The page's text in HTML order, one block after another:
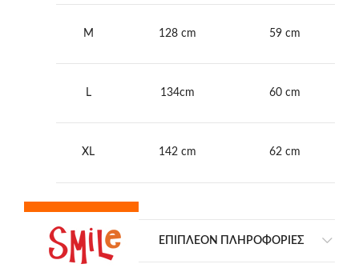
M 128 cm 59 cm
L 134cm 60 cm
XL 142 cm 62 cm
ΕΠΙΠΛΈΟΝ ΠΛΗΡΟΦΟΡΊΕΣ